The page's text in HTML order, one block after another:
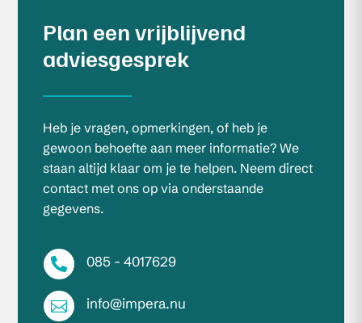
Plan een vrijblijvend
adviesgesprek
Heb je vragen, opmerkingen, of heb je
gewoon behoefte aan meer informatie? We
staan altijd klaar om je te helpen. Neem direct
contact met ons op via onderstaande
gegevens.
 085 - 4017629
 info@impera.nu